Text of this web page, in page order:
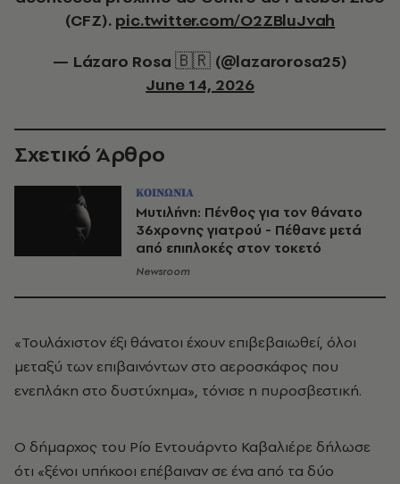
(CFZ). pic.twitter.com/O2ZBluJvah
— Lázaro Rosa 🇧🇷 (@lazarorosa25)
June 14, 2026
Σχετικό Άρθρο
ΚΟΙΝΩΝΙΑ
Μυτιλήνη: Πένθος για τον θάνατο
36χρονης γιατρού - Πέθανε μετά
από επιπλοκές στον τοκετό
Newsroom
«Τουλάχιστον έξι θάνατοι έχουν επιβεβαιωθεί, όλοι
μεταξύ των επιβαινόντων στο αεροσκάφος που
ενεπλάκη στο δυστύχημα», τόνισε η πυροσβεστική.
Ο δήμαρχος του Ρίο Εντουάρντο Καβαλιέρε δήλωσε
ότι «ξένοι υπήκοοι επέβαιναν σε ένα από τα δύο